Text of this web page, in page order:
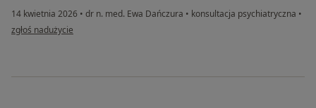
14 kwietnia 2026 • dr n. med. Ewa Dańczura • konsultacja psychiatryczna •
w opinii użytkownika Piotr
zgłoś nadużycie